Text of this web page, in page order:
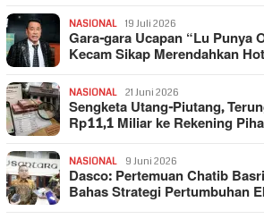
NASIONAL 19 Juli 2026
Gara-gara Ucapan “Lu Punya
Kecam Sikap Merendahkan
NASIONAL 21 Juni 2026
Sengketa Utang-Piutang,
Rp11,1 Miliar ke Rekening
NASIONAL 9 Juni 2026
Dasco: Pertemuan Chatib
Bahas Strategi Pertumbuhan